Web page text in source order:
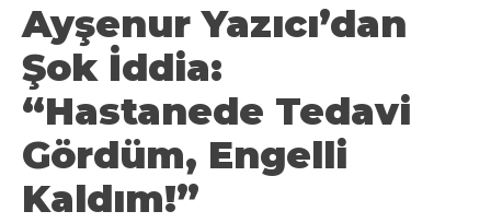
Ayşenur Yazıcı’dan
Şok İddia:
“Hastanede Tedavi
Gördüm, Engelli
Kaldım!”